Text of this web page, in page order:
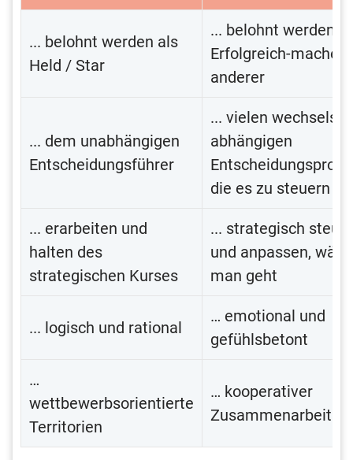
... belohnt werden als
Held / Star
... belohnt werden
Erfolgreich-machen
anderer
... dem unabhängigen
Entscheidungsführer
... vielen
abhängigen
die es zu steuern
... erarbeiten und
halten des
strategischen Kurses
... strategisch
und anpassen,
man geht
... logisch und rational
… emotional und
gefühlsbetont
…
wettbewerbsorientierte
Territorien
… kooperativer
Zusammenarbeit